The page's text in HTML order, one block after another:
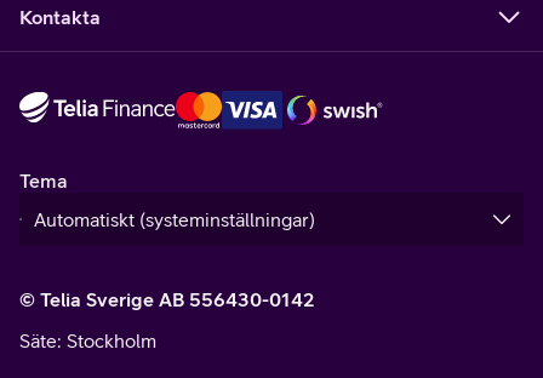
Kontakta
Tema
© Telia Sverige AB 556430-0142
Säte: Stockholm